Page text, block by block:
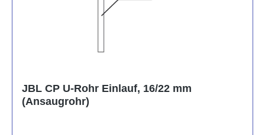
JBL CP U-Rohr Einlauf, 16/22 mm
(Ansaugrohr)